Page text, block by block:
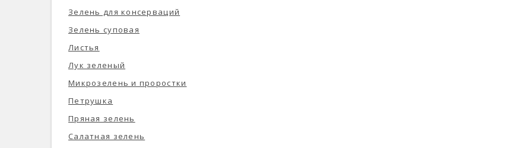
Зелень для консерваций
Зелень суповая
Листья
Лук зеленый
Микрозелень и проростки
Петрушка
Пряная зелень
Салатная зелень